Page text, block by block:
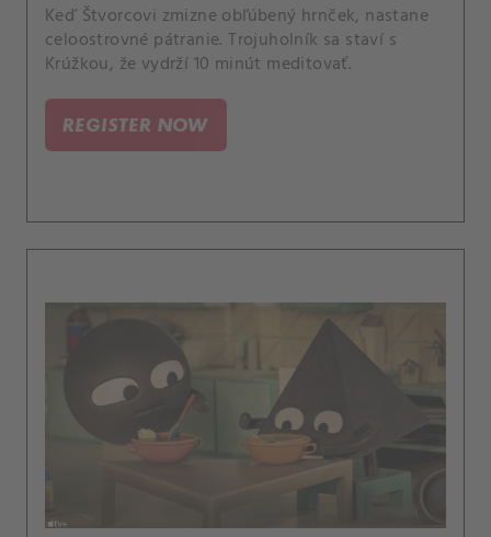
Keď Štvorcovi zmizne obľúbený hrnček, nastane
celoostrovné pátranie. Trojuholník sa staví s
Krúžkou, že vydrží 10 minút meditovať.
REGISTER NOW